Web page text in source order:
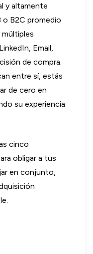
y altamente
o B2C promedio
Email,
de compra.
entre sí, estás
de cero en
su experiencia
cinco
obligar a tus
en conjunto,